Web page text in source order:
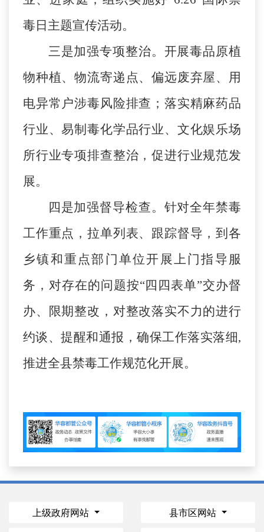
毒日主题宣传活动。
三是加强专项整治。开展毒品原植
物种植、物流寄递点、偏远废弃屋、用
电异常户涉毒风险排查；落实精麻药品
行业、易制毒化学品行业、文化娱乐场
所行业专项排查整治，促进行业规范发
展。
四是加强督导检查。针对全年禁毒
工作重点，拉单列表、跟踪督导，到各
乡镇和重点部门单位开展上门指导服
务 ， 对存在的问题按“四四表单”交办督
办、限期整改，对整改落实不力的进行
约谈、提醒和通报，确保工作落实落细,
推进全县禁毒工作规范化开展。
上级政府网站 县市区网站